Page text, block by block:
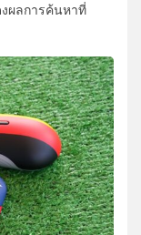
ผลการค้นหาที่